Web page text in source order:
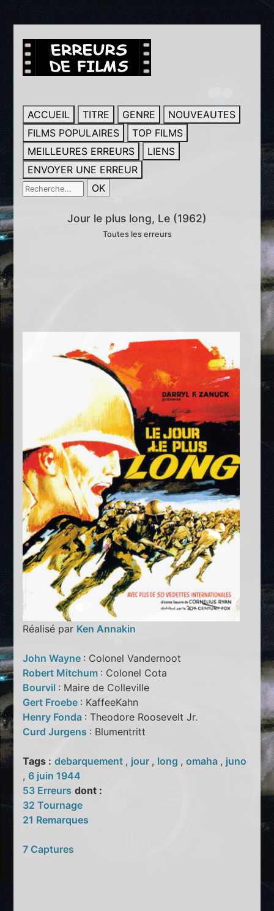
ACCUEIL TITRE GENRE
NOUVEAUTES
FILMS POPULAIRES
TOP FILMS
MEILLEURES ERREURS
LIENS
ENVOYER UNE ERREUR
Jour le plus long, Le (1962)
Toutes les erreurs
Réalisé par Ken Annakin
John Wayne : Colonel Vandernoot
Robert Mitchum : Colonel Cota
Bourvil : Maire de Colleville
Gert Froebe : KaffeeKahn
Henry Fonda : Theodore Roosevelt Jr.
Curd Jurgens : Blumentritt
Tags : debarquement , jour , long ,omaha , juno
,6 juin 1944
53 Erreurs dont :
32 Tournage
21 Remarques
7 Captures